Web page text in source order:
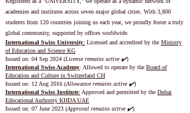
academies and institutes across seven major global cities. With 3,800
students from 120 countries joining us each year, we proudly foster a truly
global community, supported by offices worldwide.
International Swiss University: Licensed and accredited by the Ministry
of Education and Science KG
Issued on: 04 Sep 2024 (License remains active ✔️)
International Swiss Academy: Allowed to operate by the Board of
Education and Culture in Switzerland CH
Issued on: 12 Aug 2016 (Allowance remains active ✔️)
International Swiss Institute: Approved and permitted by the Dubai
Educational Authority KHDA UAE
Issued on: 07 June 2023 (Approval remains active ✔️)